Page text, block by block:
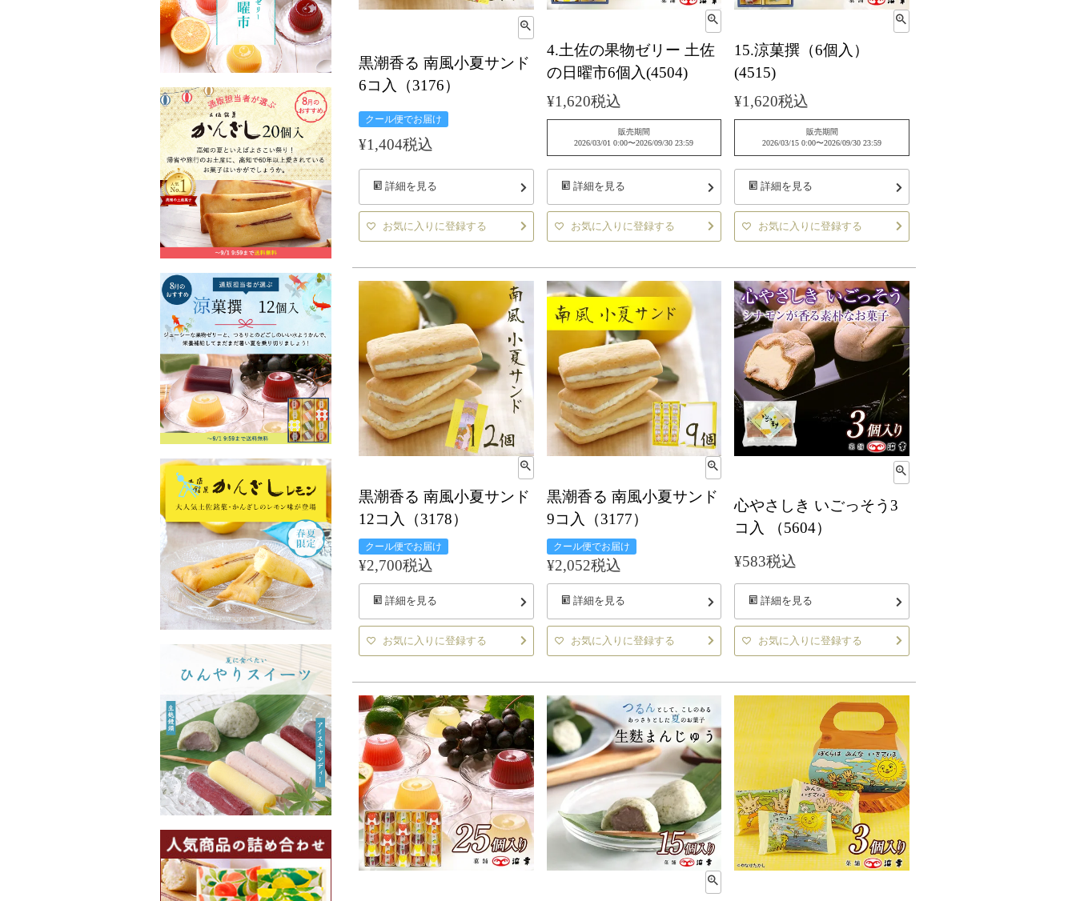
黒潮香る 南風小夏サンド
6コ入（3176）
クール便でお届け
¥1,404税込
詳細を見る
お気に入りに登録する
4.土佐の果物ゼリー 土佐
の日曜市6個入(4504)
¥1,620税込
販売期間
2026/03/01 0:00〜2026/09/30 23:59
詳細を見る
お気に入りに登録する
15.涼菓撰（6個入）
(4515)
¥1,620税込
販売期間
2026/03/15 0:00〜2026/09/30 23:59
詳細を見る
お気に入りに登録する
黒潮香る 南風小夏サンド
12コ入（3178）
クール便でお届け
¥2,700税込
詳細を見る
お気に入りに登録する
黒潮香る 南風小夏サンド
9コ入（3177）
クール便でお届け
¥2,052税込
詳細を見る
お気に入りに登録する
心やさしき いごっそう3
コ入 （5604）
¥583税込
詳細を見る
お気に入りに登録する